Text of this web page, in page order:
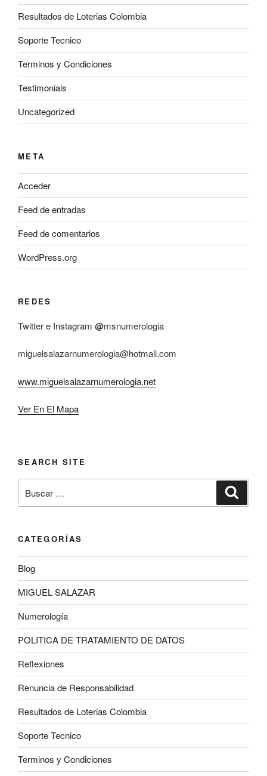
Resultados de Loterias Colombia
Soporte Tecnico
Terminos y Condiciones
Testimonials
Uncategorized
META
Acceder
Feed de entradas
Feed de comentarios
WordPress.org
REDES
Twitter e Instagram @msnumerologia
miguelsalazarnumerologia@hotmail.com
www.miguelsalazarnumerologia.net
Ver En El Mapa
SEARCH SITE
por:
CATEGORÍAS
Blog
MIGUEL SALAZAR
Numerología
POLITICA DE TRATAMIENTO DE DATOS
Reflexiones
Renuncia de Responsabilidad
Resultados de Loterias Colombia
Soporte Tecnico
Terminos y Condiciones